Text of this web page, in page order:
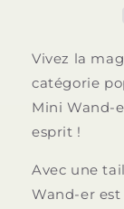
Vivez la
catégorie
Mini Wand-
esprit !
Avec une
Wand-er